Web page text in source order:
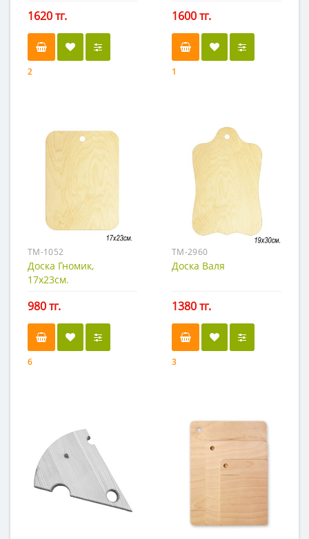
1620 тг.
2
1600 тг.
1
TM-1052
Доска Гномик,
17х23см.
980 тг.
6
TM-2960
Доска Валя
1380 тг.
3